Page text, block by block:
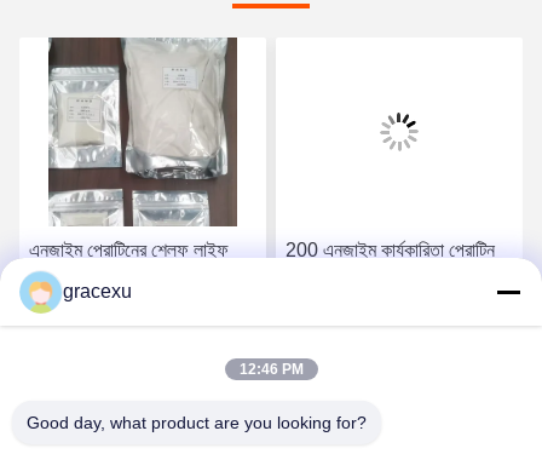
এনজাইম প্রোটিনের শেল্ফ লাইফ
উৎপাদন তারিখ থেকে 18 মাস এবং
এনজাইম কার্যকারিতা 200 মাস
200 এনজাইম কার্যকারিতা প্রোটিন
gracexu
12:46 PM
Good day, what product are you looking for?